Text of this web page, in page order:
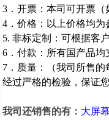
3．开票：本司可开票
4．价格：以上价格均
5. 非标定制：可根据客
6．付款：所有国产品
7．质量：（我司所售
经过严格的检验，保证
我司还销售的有： 大屏